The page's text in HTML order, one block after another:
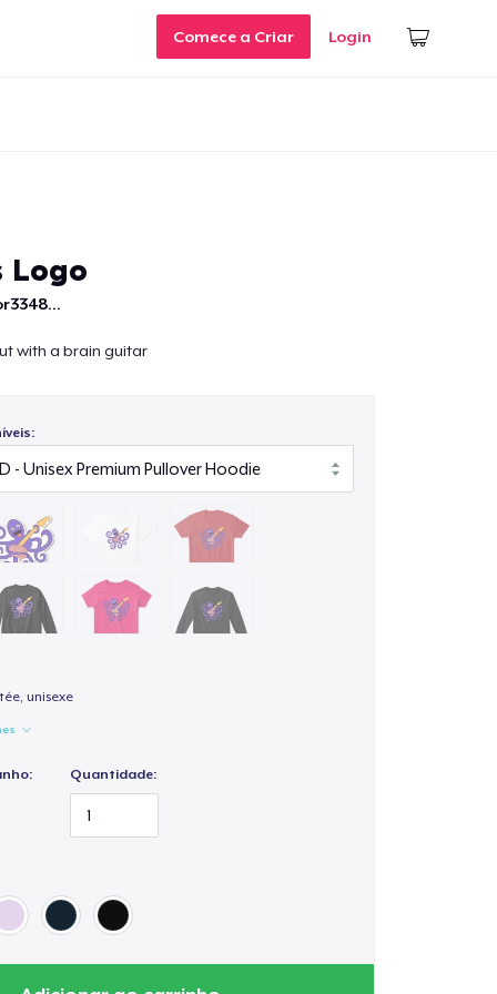
Comece a Criar Login
Logo
with a brain guitar
unisexe
Quantidade: